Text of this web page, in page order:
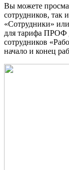
Вы можете
сотрудников, так
«Сотрудники»
для тарифа ПРОФ
сотрудников
начало и конец